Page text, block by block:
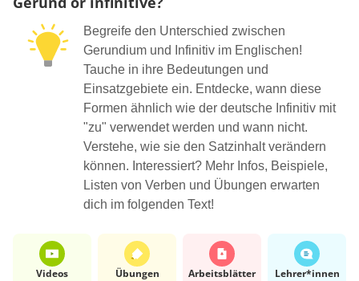
Begreife den Unterschied zwischen
Gerundium und Infinitiv im Englischen!
Tauche in ihre Bedeutungen und
Einsatzgebiete ein. Entdecke, wann diese
Formen ähnlich wie der deutsche Infinitiv mit
"zu" verwendet werden und wann nicht.
Verstehe, wie sie den Satzinhalt verändern
können. Interessiert? Mehr Infos, Beispiele,
Listen von Verben und Übungen erwarten
dich im folgenden Text!
Videos Übungen Arbeits­blätter Lehrer*​innen